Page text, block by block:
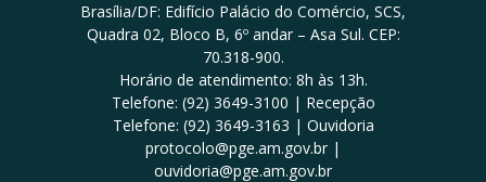
Brasília/DF: Edifício Palácio do Comércio, SCS,
Quadra 02, Bloco B, 6º andar – Asa Sul. CEP:
70.318-900.
Horário de atendimento: 8h às 13h.
Telefone: (92) 3649-3100 | Recepção
Telefone: (92) 3649-3163 | Ouvidoria
protocolo@pge.am.gov.br |
ouvidoria@pge.am.gov.br